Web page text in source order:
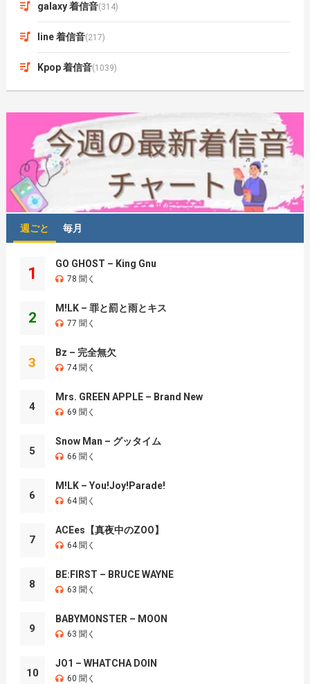
galaxy 着信音(314)
line 着信音(217)
Kpop 着信音(1039)
週ごと 毎月
1
GO GHOST – King Gnu
78 聞く
2
M!LK – 罪と罰と雨とキス
77 聞く
3
Bz – 完全無欠
74 聞く
4
Mrs. GREEN APPLE – Brand New
69 聞く
5
Snow Man – グッタイム
66 聞く
6
M!LK – You!Joy!Parade!
64 聞く
7
ACEes【真夜中のZOO】
64 聞く
8
BE:FIRST – BRUCE WAYNE
63 聞く
9
BABYMONSTER – MOON
63 聞く
10
JO1 – WHATCHA DOIN
60 聞く